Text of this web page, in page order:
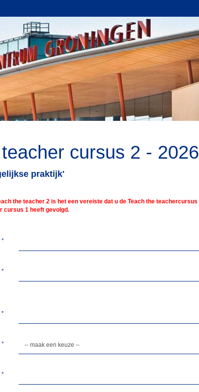
cursus 2 - 2026
praktijk'
the teacher 2 is het een vereiste dat u de Teach the teachercursus
cursus 1 heeft gevolgd.
*
*
*
*
*